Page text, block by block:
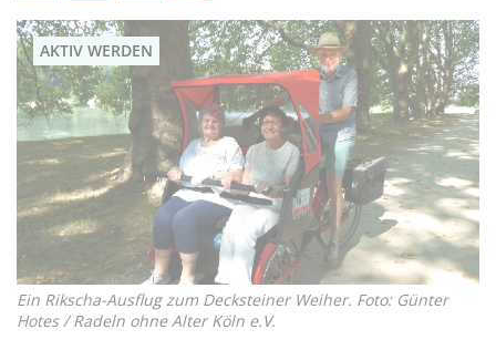
teilentwittern teilen teilen
AKTIV WERDEN
Ein Rikscha-Ausflug zum Decksteiner Weiher. Foto: Günter
Hotes / Radeln ohne Alter Köln e.V.